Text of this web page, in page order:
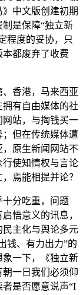
中文版创建初期
是保障“独立新
程度的妥协，只
都废弃了收费
香港，马来西亚
有自由媒体的社
站，与掏钱买一
但在传统媒体遭
原生新闻网站不
行使知情权与言论
焉能相提并论？
分吃重，问题
悟意义的讯息，
主化与舆论多元
钱、有力出力”的
一下，《独立新
一日我们必须仰
是否愿意说声“I